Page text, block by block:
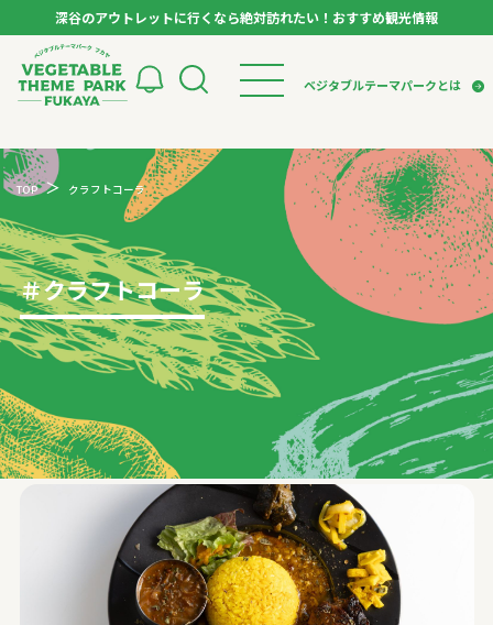
深谷のアウトレットに行くなら絶対訪れたい！おすすめ観光情報
ベジタブルテーマパークとは
検索
トップページ
モデルコース
スポット
イベント
体験
特集記事
ベジタブルテーマパークとは
VTPキャストミーティング
パートナー企業について
市長インタビュー
生産者インタビュー
アンバサダー
お役立ち情報
レシピ集
TOP クラフトコーラ
＃クラフトコーラ